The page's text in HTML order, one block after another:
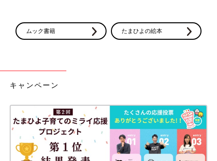
ムック書籍 たまひよの絵本
キャンペーン